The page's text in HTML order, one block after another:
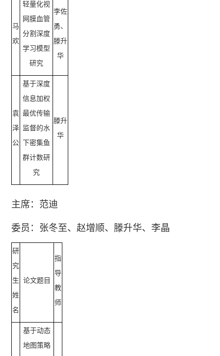
马
欢
轻量化视
网膜血管
分割深度
学习模型
研究
李佐
勇、
滕升
华
袁
泽
公
基于深度
信息加权
最优传输
监督的水
下密集鱼
群计数研
究
滕升
华
主席：范迪
委员：张冬至、赵增顺、滕升华、李晶
研
究
生
姓
名
论文题目
指
导
教
师
基于动态
地图策略